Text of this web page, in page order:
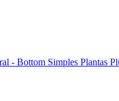
- Bottom Simples Plantas